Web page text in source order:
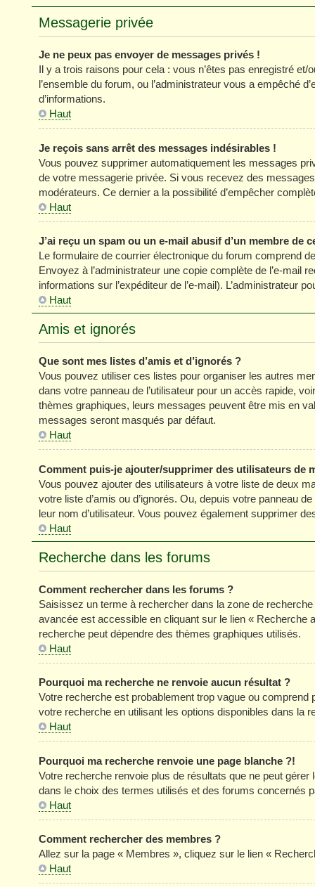
Messagerie privée
Je ne peux pas envoyer de messages privés !
Il y a trois raisons pour cela : vous n’êtes pas enregistré
l’ensemble du forum, ou l’administrateur vous a empêché
d’informations.
Haut
Je reçois sans arrêt des messages indésirables !
Vous pouvez supprimer automatiquement les messages
de votre messagerie privée. Si vous recevez des
modérateurs. Ce dernier a la possibilité d’empêcher
Haut
J’ai reçu un spam ou un e-mail abusif d’un membre de
Le formulaire de courrier électronique du forum comprend
Envoyez à l’administrateur une copie complète de l’e-mail
informations sur l’expéditeur de l’e-mail). L’administrateur
Haut
Amis et ignorés
Que sont mes listes d’amis et d’ignorés ?
Vous pouvez utiliser ces listes pour organiser les autres
dans votre panneau de l’utilisateur pour un accès rapide,
thèmes graphiques, leurs messages peuvent être mis en
messages seront masqués par défaut.
Haut
Comment puis-je ajouter/supprimer des utilisateurs de
Vous pouvez ajouter des utilisateurs à votre liste de deux
votre liste d’amis ou d’ignorés. Ou, depuis votre panneau
leur nom d’utilisateur. Vous pouvez également supprimer
Haut
Recherche dans les forums
Comment rechercher dans les forums ?
Saisissez un terme à rechercher dans la zone de
avancée est accessible en cliquant sur le lien « Recherche
recherche peut dépendre des thèmes graphiques utilisés.
Haut
Pourquoi ma recherche ne renvoie aucun résultat ?
Votre recherche est probablement trop vague ou
votre recherche en utilisant les options disponibles dans la
Haut
Pourquoi ma recherche renvoie une page blanche ?!
Votre recherche renvoie plus de résultats que ne peut
dans le choix des termes utilisés et des forums concernés
Haut
Comment rechercher des membres ?
Allez sur la page « Membres », cliquez sur le lien «
Haut